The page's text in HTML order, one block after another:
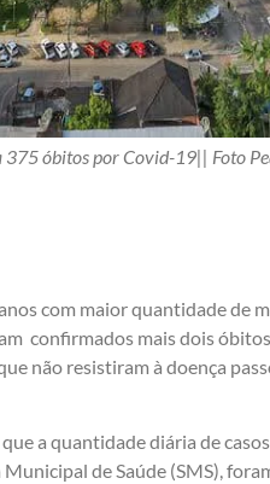
375 óbitos por Covid-19|| Foto
com maior quantidade de
confirmados mais dois
não resistiram à doença
a quantidade diária de
de Saúde (SMS),